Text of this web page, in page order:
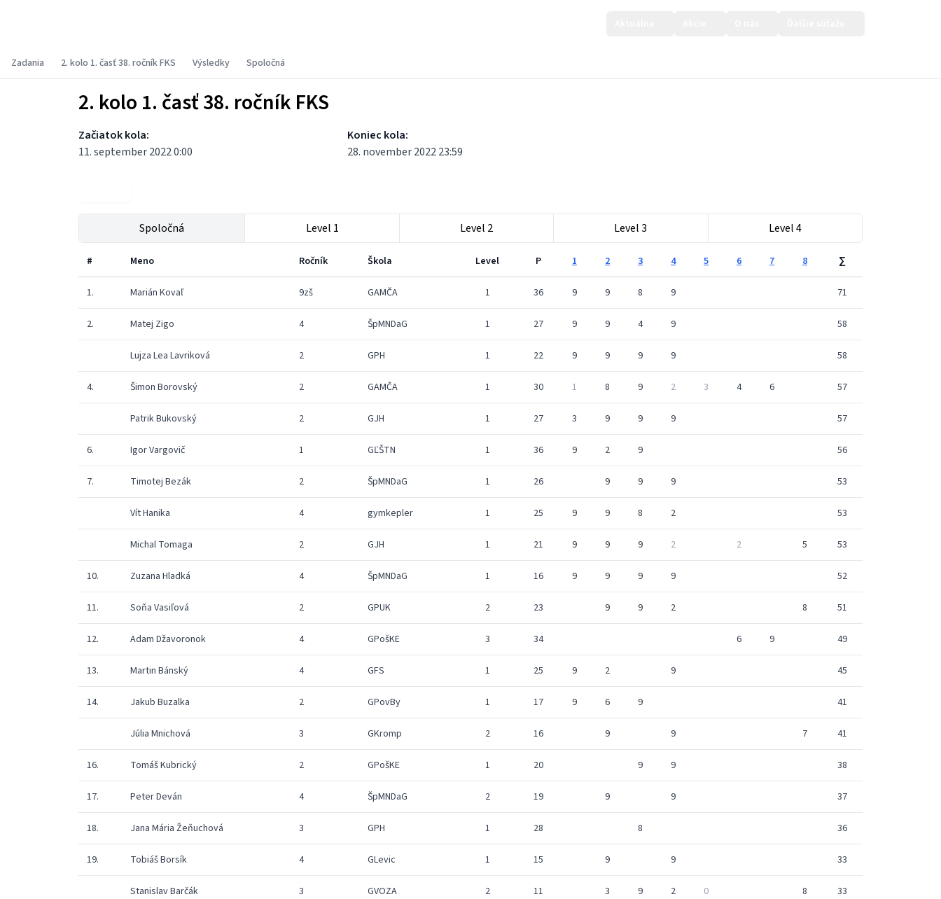
Zadania 2. kolo 1. časť 38. ročník FKS Výsledky Spoločná
2. kolo 1. časť 38. ročník FKS
Začiatok kola:
11. september 2022 0:00
Koniec kola:
28. november 2022 23:59
Spoločná Level 1 Level 2 Level 3 Level 4
# Meno Ročník Škola Level P 1 2 3 4 5 6 7 8 ∑
1. Marián Kovaľ 9zš GAMČA 1 36 9 9 8 9 71
2. Matej Zigo 4 ŠpMNDaG 1 27 9 9 4 9 58
Lujza Lea Lavriková 2 GPH 1 22 9 9 9 9 58
4. Šimon Borovský 2 GAMČA 1 30 1 8 9 2 3 4 6 57
Patrik Bukovský 2 GJH 1 27 3 9 9 9 57
6. Igor Vargovič 1 GĽŠTN 1 36 9 2 9 56
7. Timotej Bezák 2 ŠpMNDaG 1 26 9 9 9 53
Vít Hanika 4 gymkepler 1 25 9 9 8 2 53
Michal Tomaga 2 GJH 1 21 9 9 9 2 2 5 53
10. Zuzana Hladká 4 ŠpMNDaG 1 16 9 9 9 9 52
11. Soňa Vasiľová 2 GPUK 2 23 9 9 2 8 51
12. Adam Džavoronok 4 GPošKE 3 34 6 9 49
13. Martin Bánský 4 GFS 1 25 9 2 9 45
14. Jakub Buzalka 2 GPovBy 1 17 9 6 9 41
Júlia Mnichová 3 GKromp 2 16 9 9 7 41
16. Tomáš Kubrický 2 GPošKE 1 20 9 9 38
17. Peter Deván 4 ŠpMNDaG 2 19 9 9 37
18. Jana Mária Žeňuchová 3 GPH 1 28 8 36
19. Tobiáš Borsík 4 GLevic 1 15 9 9 33
Stanislav Barčák 3 GVOZA 2 11 3 9 2 0 8 33